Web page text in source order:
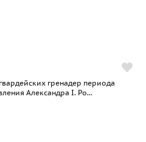
гренадер периода
Александра I. Ро...